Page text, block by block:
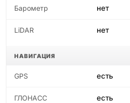
Барометр нет
LiDAR нет
НАВИГАЦИЯ
GPS есть
ГЛОНАСС есть